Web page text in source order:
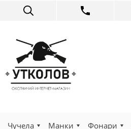
Чучела Манки Фонари